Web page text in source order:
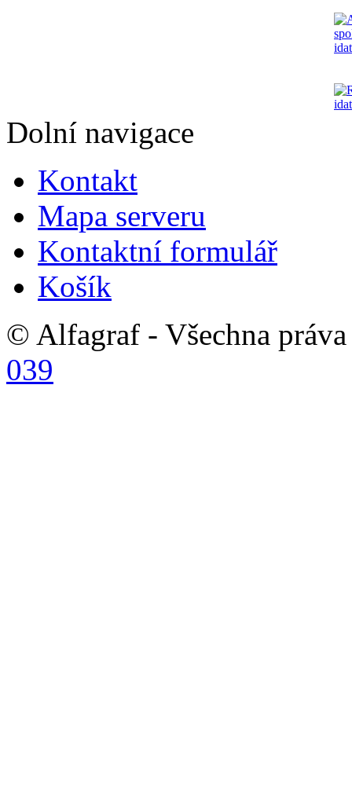
Dolní navigace
Kontakt
Mapa serveru
Kontaktní formulář
Košík
© Alfagraf - Všechna
039